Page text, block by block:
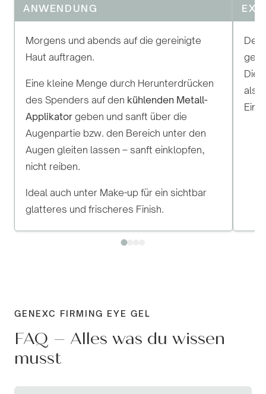
ANWENDUNG
Morgens und abends auf die gereinigte
Haut auftragen.
Eine kleine Menge durch Herunterdrücken
des Spenders auf den kühlenden Metall-
Applikator geben und sanft über die
Augenpartie bzw. den Bereich unter den
Augen gleiten lassen – sanft einklopfen,
nicht reiben.
Ideal auch unter Make-up für ein sichtbar
glatteres und frischeres Finish.
Der
Die
als
GENEXC FIRMING EYE GEL
FAQ – Alles was du wissen
musst